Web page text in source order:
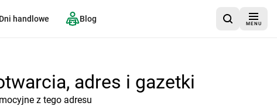
Dni handlowe Blog
MENU
adres i gazetki
z tego adresu